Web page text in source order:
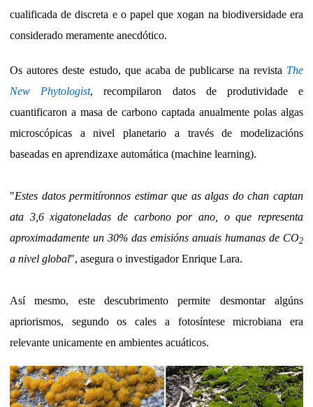
cualificada de discreta e o papel que xogan na biodiversidade era
considerado meramente anecdótico.
Os autores deste estudo, que acaba de publicarse na revista The
New Phytologist, recompilaron datos de produtividade e
cuantificaron a masa de carbono captada anualmente polas algas
microscópicas a nivel planetario a través de modelizacións
baseadas en aprendizaxe automática (machine learning).
"Estes datos permitíronnos estimar que as algas do chan captan
ata 3,6 xigatoneladas de carbono por ano, o que representa
aproximadamente un 30% das emisións anuais humanas de CO2
a nivel global", asegura o investigador Enrique Lara.
Así mesmo, este descubrimento permite desmontar algúns
apriorismos, segundo os cales a fotosíntese microbiana era
relevante unicamente en ambientes acuáticos.